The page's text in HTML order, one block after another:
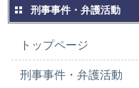
刑事事件・弁護活動
トップページ
刑事事件・弁護活動